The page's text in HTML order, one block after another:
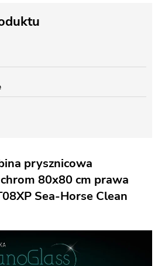
prysznicowa
80x80 cm prawa
Sea-Horse Clean